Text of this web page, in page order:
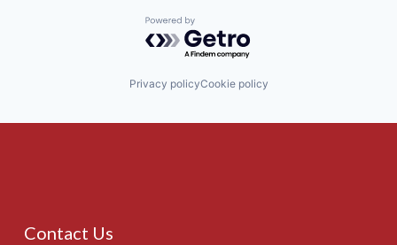
Powered by Getro.com
Privacy policyCookie policy
Contact Us